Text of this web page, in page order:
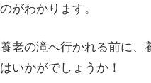
のがわかります。
養老の滝へ行かれる前に、
はいかがでしょうか！